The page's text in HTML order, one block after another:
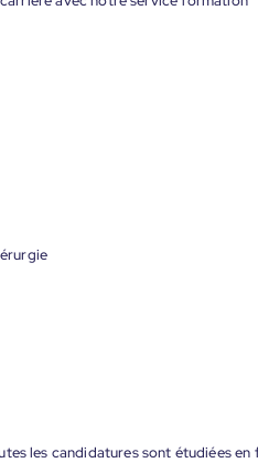
les candidatures sont étudiées en